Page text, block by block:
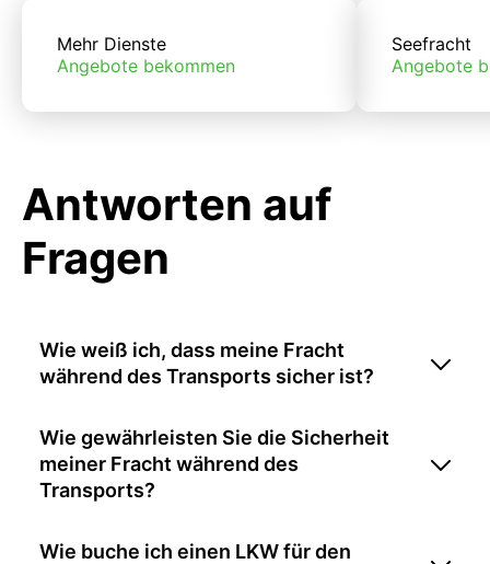
Mehr Dienste
Angebote bekommen
Seefracht
Angebote
Antworten auf
Fragen
Wie weiß ich, dass meine Fracht
während des Transports sicher ist?
Wie gewährleisten Sie die Sicherheit
meiner Fracht während des
Transports?
Wie buche ich einen LKW für den